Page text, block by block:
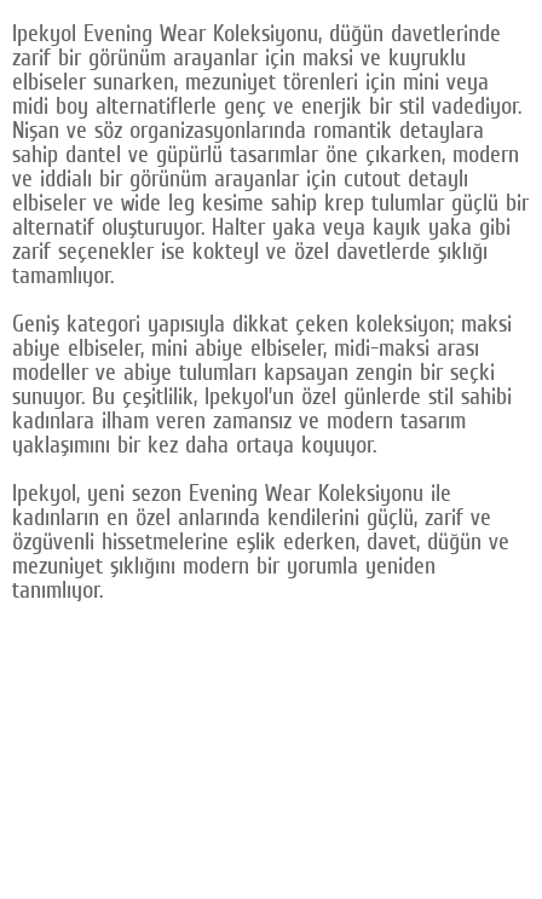
Ipekyol Evening Wear Koleksiyonu, düğün davetlerinde
zarif bir görünüm arayanlar için maksi ve kuyruklu
elbiseler sunarken, mezuniyet törenleri için mini veya
midi boy alternatiflerle genç ve enerjik bir stil vadediyor.
Nişan ve söz organizasyonlarında romantik detaylara
sahip dantel ve güpürlü tasarımlar öne çıkarken, modern
ve iddialı bir görünüm arayanlar için cutout detaylı
elbiseler ve wide leg kesime sahip krep tulumlar güçlü bir
alternatif oluşturuyor. Halter yaka veya kayık yaka gibi
zarif seçenekler ise kokteyl ve özel davetlerde şıklığı
tamamlıyor.
Geniş kategori yapısıyla dikkat çeken koleksiyon; maksi
abiye elbiseler, mini abiye elbiseler, midi-maksi arası
modeller ve abiye tulumları kapsayan zengin bir seçki
sunuyor. Bu çeşitlilik, Ipekyol’un özel günlerde stil sahibi
kadınlara ilham veren zamansız ve modern tasarım
yaklaşımını bir kez daha ortaya koyuyor.
Ipekyol, yeni sezon Evening Wear Koleksiyonu ile
kadınların en özel anlarında kendilerini güçlü, zarif ve
özgüvenli hissetmelerine eşlik ederken, davet, düğün ve
mezuniyet şıklığını modern bir yorumla yeniden
tanımlıyor.